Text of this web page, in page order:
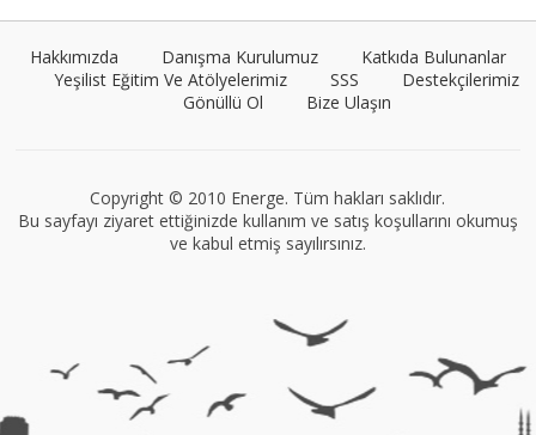
Tüm yazıları görüntüle
Hakkımızda Danışma Kurulumuz
Katkıda Bulunanlar
Yeşilist Eğitim Ve Atölyelerimiz
SSS
Destekçilerimiz
Gönüllü Ol
Bize Ulaşın
Copyright © 2010 Energe. Tüm hakları saklıdır.
Bu sayfayı ziyaret ettiğinizde kullanım ve satış koşullarını okumuş
ve kabul etmiş sayılırsınız.